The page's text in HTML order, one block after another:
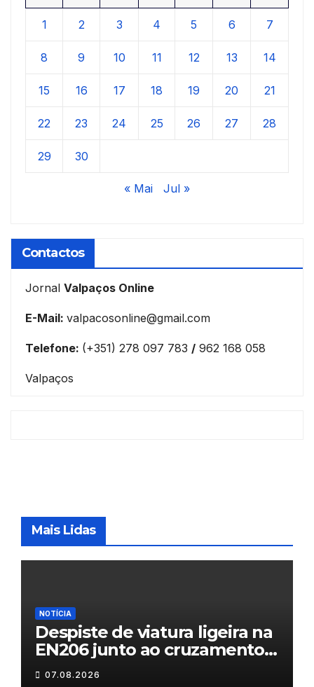
1 2 3 4 5 6 7
8 9 10 11 12 13 14
15 16 17 18 19 20 21
22 23 24 25 26 27 28
29 30
« Mai Jul »
Contactos
Jornal Valpaços Online
E-Mail: valpacosonline@gmail.com
Telefone: (+351) 278 097 783 / 962 168 058
Valpaços
Mais Lidas
NOTÍCIA
Despiste de viatura ligeira na
EN206 junto ao cruzamento
Fornos do Pinhal
07.08.2026